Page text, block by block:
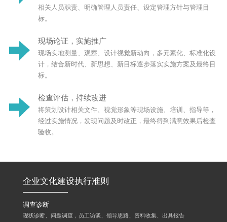
相关人员职责、明确管理人员责任、设定管理方针与管理目
标。
现场论证，实施推广
现场实地测量、观察、设计视觉新动向，多元素化、标准化设
计，结合新时代、新思想、新目标逐步落实实施方案及最终目
标。
检查评估，持续改进
将策划设计相关文件、视觉形象等现场设施、培训、指导等，
经过实施情况，发现问题及时改正，最终得到满意效果后检查
验收。
企业文化建设执行准则
调查诊断
现状诊断、问题调查，员工访谈、领导思路、资料收集、出具报告